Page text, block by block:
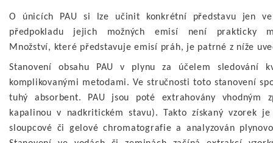
O únicích PAU si lze učinit konkrétní představu jen
předpokladu jejich možných emisí není prakticky
Množství, které představuje emisí práh, je patrné z níže
Stanovení obsahu PAU v plynu za účelem sledování
komplikovanými metodami. Ve stručnosti toto stanovení
tuhý absorbent. PAU jsou poté extrahovány vhodným
kapalinou v nadkritickém stavu). Takto získaný vzorek
sloupcové či gelové chromatografie a analyzován